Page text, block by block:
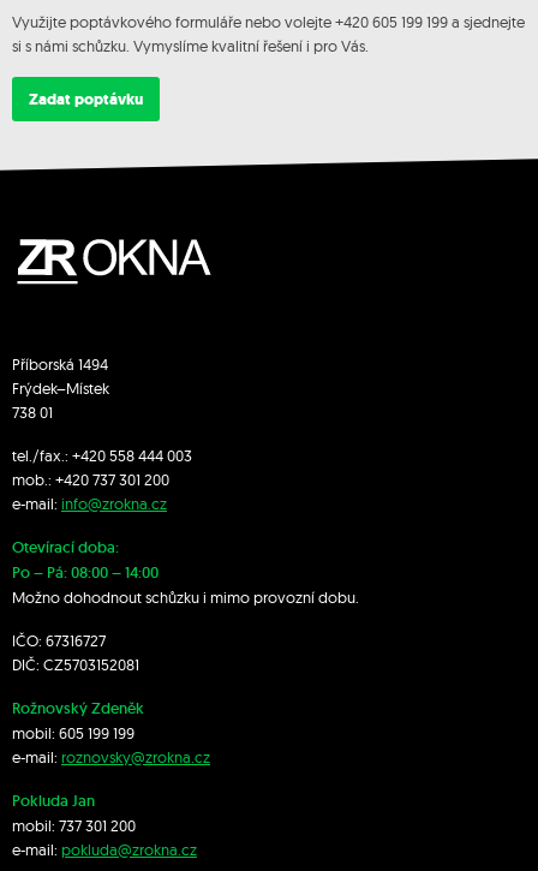
Využijte poptávkového formuláře nebo volejte +420 605 199 199 a sjednejte
si s námi schůzku. Vymyslíme kvalitní řešení i pro Vás.
Zadat poptávku
Příborská 1494
Frýdek–Místek
738 01
tel./fax.: +420 558 444 003
mob.: +420 737 301 200
e-mail: info@zrokna.cz
Otevírací doba:
Po – Pá: 08:00 – 14:00
Možno dohodnout schůzku i mimo provozní dobu.
IČO: 67316727
DIČ: CZ5703152081
Rožnovský Zdeněk
mobil: 605 199 199
e-mail: roznovsky@zrokna.cz
Pokluda Jan
mobil: 737 301 200
e-mail: pokluda@zrokna.cz